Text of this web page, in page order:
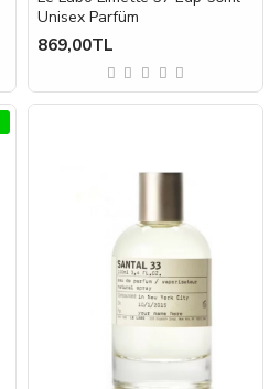
Unisex Parfüm
869,00TL